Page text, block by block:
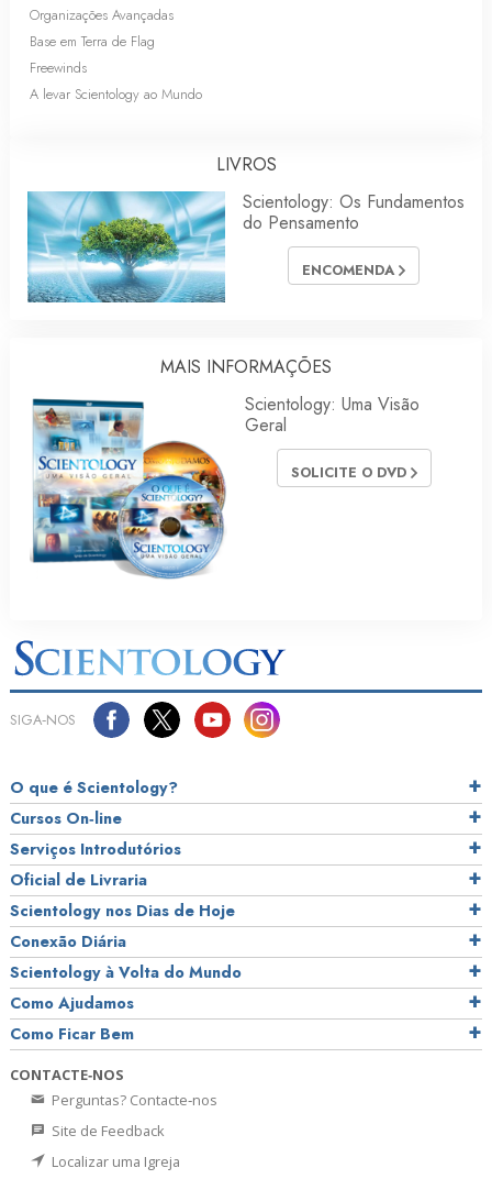
Organizações Avançadas
Base em Terra de Flag
Freewinds
A levar Scientology ao Mundo
LIVROS
Scientology: Os Fundamentos
do Pensamento
ENCOMENDA
MAIS INFORMAÇÕES
Scientology: Uma Visão
Geral
SOLICITE O DVD
SIGA‑NOS
O que é Scientology?
Cursos On‑line
Serviços Introdutórios
Oficial de Livraria
Scientology nos Dias de Hoje
Conexão Diária
Scientology à Volta do Mundo
Como Ajudamos
Como Ficar Bem
CONTACTE‑NOS
Perguntas? Contacte‑nos
Site de Feedback
Localizar uma Igreja